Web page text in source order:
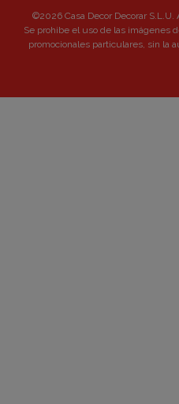
©2026 Casa Decor Decorar S.L.U.
Se prohibe el uso de las imágenes
promocionales particulares, sin la